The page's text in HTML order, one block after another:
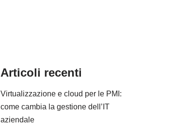
Articoli recenti
Virtualizzazione e cloud per le PMI:
come cambia la gestione dell’IT
aziendale